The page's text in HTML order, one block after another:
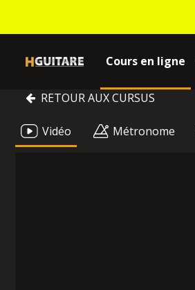
Cours en ligne
RETOUR AUX CURSUS
Vidéo Métronome